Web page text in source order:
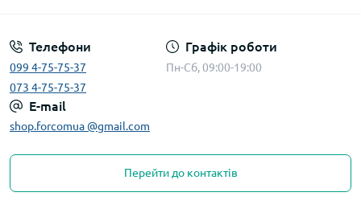
Телефони
099 4-75-75-37
073 4-75-75-37
Графік роботи
Пн-Сб, 09:00-19:00
E-mail
shop.forcomua @gmail.com
Перейти до контактів